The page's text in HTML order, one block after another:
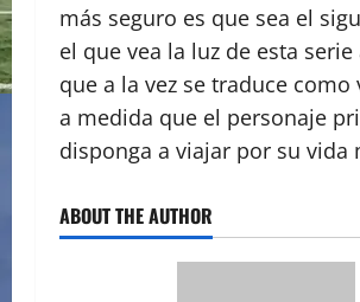
más seguro es que sea el
el que vea la luz de esta
que a la vez se traduce como
a medida que el personaje
disponga a viajar por su vida
ABOUT THE AUTHOR